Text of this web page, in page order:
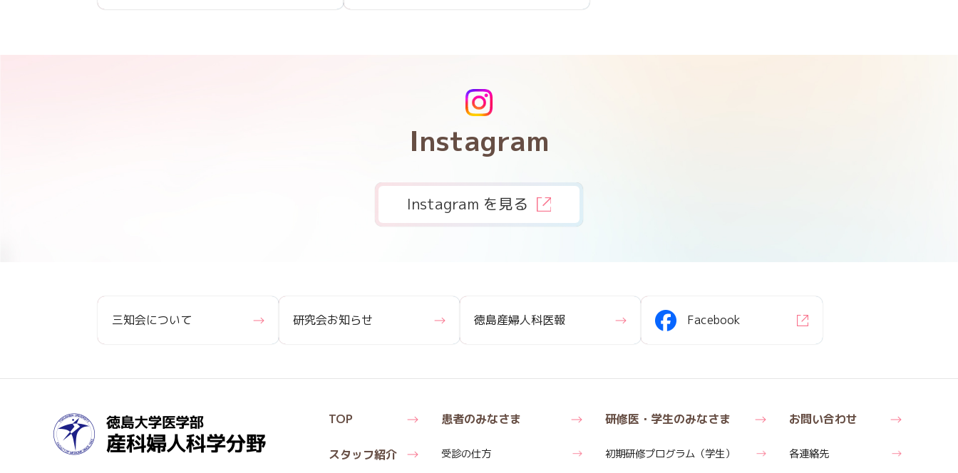
Instagram
Instagram を見る
三知会について 研究会お知らせ 徳島産婦人科医報 Facebook
TOP
スタッフ紹介
患者のみなさま
受診の仕方
研修医・学生のみなさま
初期研修プログラム （学生）
お問い合わせ
各連絡先